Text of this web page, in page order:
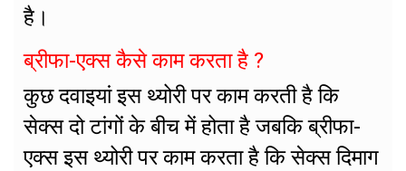
है।
ब्रीफा-एक्स कैसे काम करता है ?
कुछ दवाइयां इस थ्योरी पर काम करती है कि
सेक्स दो टांगों के बीच में होता है जबकि ब्रीफा-
एक्स इस थ्योरी पर काम करता है कि सेक्स दिमाग